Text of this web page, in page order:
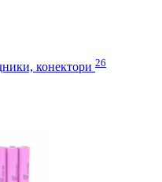
конектори 26